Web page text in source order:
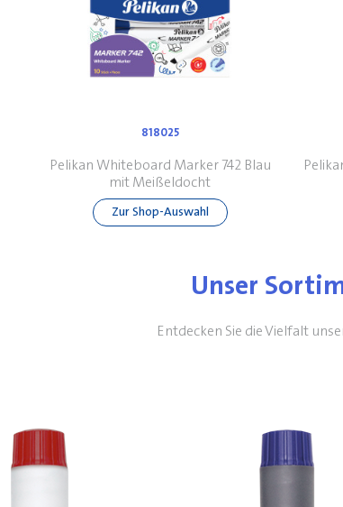
818025
Pelikan Whiteboard Marker 742 Blau
mit Meißeldocht
Zur Shop-Auswahl
Unser
Entdecken Sie die Vielfalt